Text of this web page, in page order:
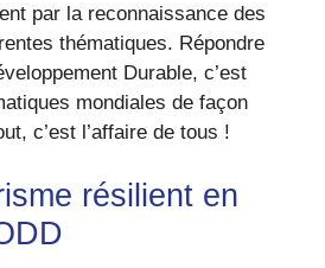
par la reconnaissance des
thématiques. Répondre
Durable, c’est
mondiales de façon
c’est l’affaire de tous !
résilient en